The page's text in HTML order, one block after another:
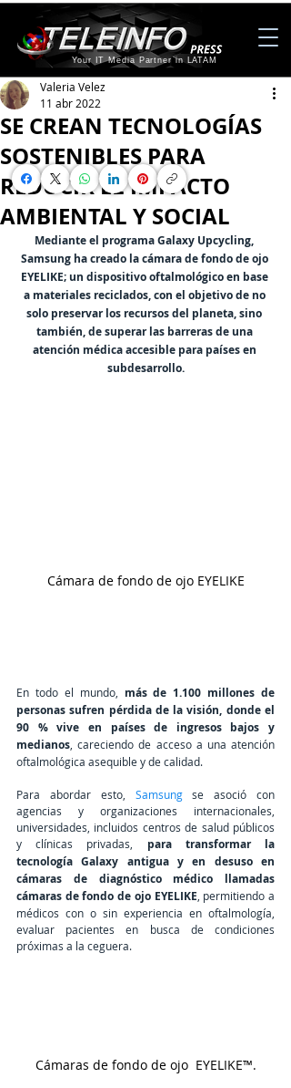
Your IT Media Partner in LATAM
SE CREAN TECNOLOGÍAS
SOSTENIBLES PARA
REDUCIR EL IMPACTO
AMBIENTAL Y SOCIAL
Valeria Velez
11 abr 2022
Mediante el programa Galaxy Upcycling,
Samsung ha creado la cámara de fondo de ojo
EYELIKE; un dispositivo oftalmológico en base
a materiales reciclados, con el objetivo de no
solo preservar los recursos del planeta, sino
también, de superar las barreras de una
atención médica accesible para países en
subdesarrollo.
Cámara de fondo de ojo EYELIKE
En todo el mundo,
más de 1.100 millones de
personas sufren pérdida de la visión, donde el
90 % vive en países de ingresos bajos y
medianos , careciendo de acceso a una atención
oftalmológica asequible y de calidad.
Para abordar esto, Samsung se asoció con
agencias y organizaciones internacionales,
universidades, incluidos centros de salud públicos
y clínicas privadas, para transformar la
tecnología Galaxy antigua y en desuso en
cámaras de diagnóstico médico llamadas
cámaras de fondo de ojo EYELIKE , permitiendo a
médicos con o sin experiencia en oftalmología,
evaluar pacientes en busca de condiciones
próximas a la ceguera.
Cámaras de fondo de ojo  EYELIKE™.